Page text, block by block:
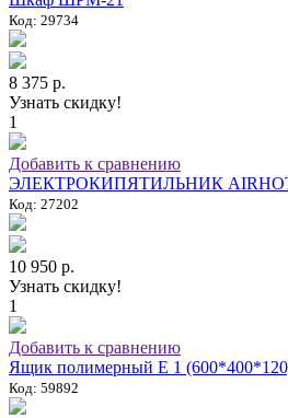
Код: 29734
8 375 р.
Узнать скидку!
1
Добавить к сравнению
ЭЛЕКТРОКИПЯТИЛЬНИК
Код: 27202
10 950 р.
Узнать скидку!
1
Добавить к сравнению
Ящик полимерный E 1
Код: 59892